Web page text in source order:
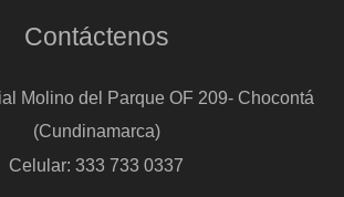
Contáctenos
Molino del Parque OF 209- Chocontá
(Cundinamarca)
Celular: 333 733 0337